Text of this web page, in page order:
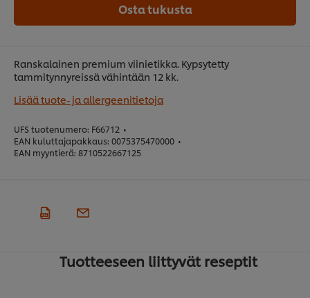
Osta tukusta
Ranskalainen premium viinietikka. Kypsytetty
tammitynnyreissä vähintään 12 kk.
Lisää tuote- ja allergeenitietoja
UFS tuotenumero: F66712 •
EAN kuluttajapakkaus: 0075375470000 •
EAN myyntierä: 8710522667125
Tuotteeseen liittyvät reseptit